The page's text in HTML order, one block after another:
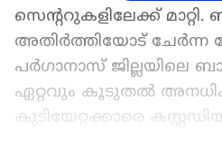
സെൻ്ററുകളിലേക്ക് മാറ്റി.
അതിർത്തിയോട് ചേർന്ന
പർഗാനാസ് ജില്ലയിലെ
ഏറ്റവും കൂടുതൽ
കുടിയേറ്റക്കാരെ